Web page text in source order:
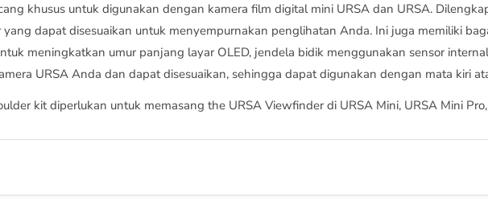
khusus untuk digunakan dengan kamera film digital mini URSA dan URSA.
dapat disesuaikan untuk menyempurnakan penglihatan Anda. Ini juga memiliki
meningkatkan umur panjang layar OLED, jendela bidik menggunakan sensor
URSA Anda dan dapat disesuaikan, sehingga dapat digunakan dengan mata kiri
kit diperlukan untuk memasang the URSA Viewfinder di URSA Mini, URSA Mini